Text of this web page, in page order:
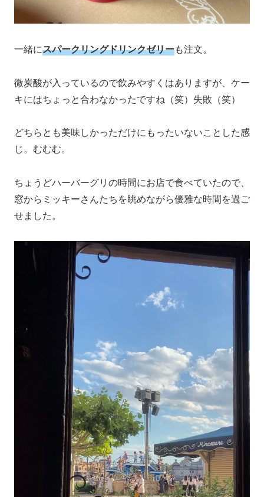
一緒にスパークリングドリンクゼリーも注文。
微炭酸が入っているので飲みやすくはありますが、ケー
キにはちょっと合わなかったですね（笑）失敗（笑）
どちらとも美味しかっただけにもったいないことした感
じ。むむむ。
ちょうどハーバーグリの時間にお店で食べていたので、
窓からミッキーさんたちを眺めながら優雅な時間を過ご
せました。